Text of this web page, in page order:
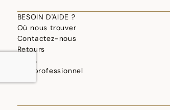
BESOIN D'AIDE ?
Où nous trouver
Contactez-nous
Retours
F.A.Q.
Site professionnel